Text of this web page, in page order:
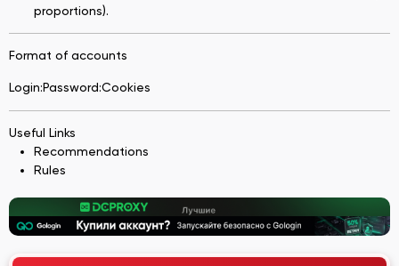
proportions).
Format of accounts
Login:Password:Cookies
Useful Links
Recommendations
Rules